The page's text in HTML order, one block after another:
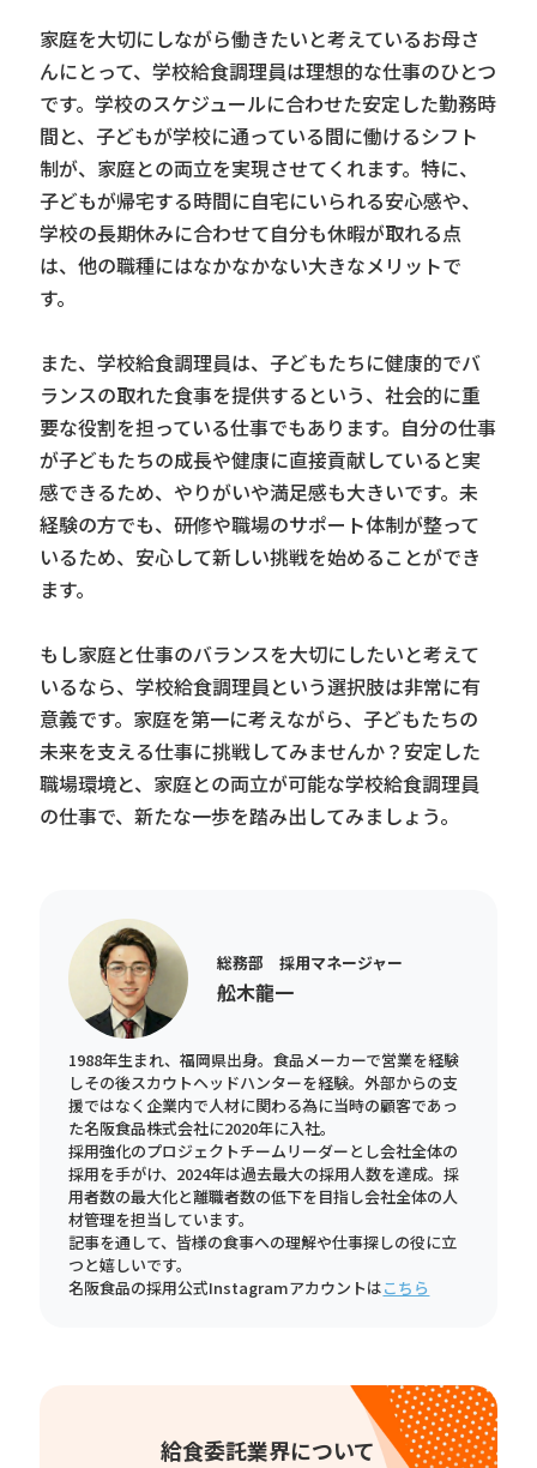
家庭を大切にしながら働きたいと考えているお母さ
んにとって、学校給食調理員は理想的な仕事のひとつ
です。学校のスケジュールに合わせた安定した勤務時
間と、子どもが学校に通っている間に働けるシフト
制が、家庭との両立を実現させてくれます。特に、
子どもが帰宅する時間に自宅にいられる安心感や、
学校の長期休みに合わせて自分も休暇が取れる点
は、他の職種にはなかなかない大きなメリットで
す。
また、学校給食調理員は、子どもたちに健康的でバ
ランスの取れた食事を提供するという、社会的に重
要な役割を担っている仕事でもあります。自分の仕事
が子どもたちの成長や健康に直接貢献していると実
感できるため、やりがいや満足感も大きいです。未
経験の方でも、研修や職場のサポート体制が整って
いるため、安心して新しい挑戦を始めることができ
ます。
もし家庭と仕事のバランスを大切にしたいと考えて
いるなら、学校給食調理員という選択肢は非常に有
意義です。家庭を第一に考えながら、子どもたちの
未来を支える仕事に挑戦してみませんか？安定した
職場環境と、家庭との両立が可能な学校給食調理員
の仕事で、新たな一歩を踏み出してみましょう。
総務部 採用マネージャー
舩木龍一
1988年生まれ、福岡県出身。食品メーカーで営業を経験
しその後スカウトヘッドハンターを経験。外部からの支
援ではなく企業内で人材に関わる為に当時の顧客であっ
た名阪食品株式会社に2020年に入社。
採用強化のプロジェクトチームリーダーとし会社全体の
採用を手がけ、2024年は過去最大の採用人数を達成。採
用者数の最大化と離職者数の低下を目指し会社全体の人
材管理を担当しています。
記事を通して、皆様の食事への理解や仕事探しの役に立
つと嬉しいです。
名阪食品の採用公式Instagramアカウントはこちら
給食委託業界について